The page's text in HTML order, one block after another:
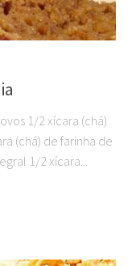
1/2 xícara (chá)
(chá) de farinha de
1/2 xícara...